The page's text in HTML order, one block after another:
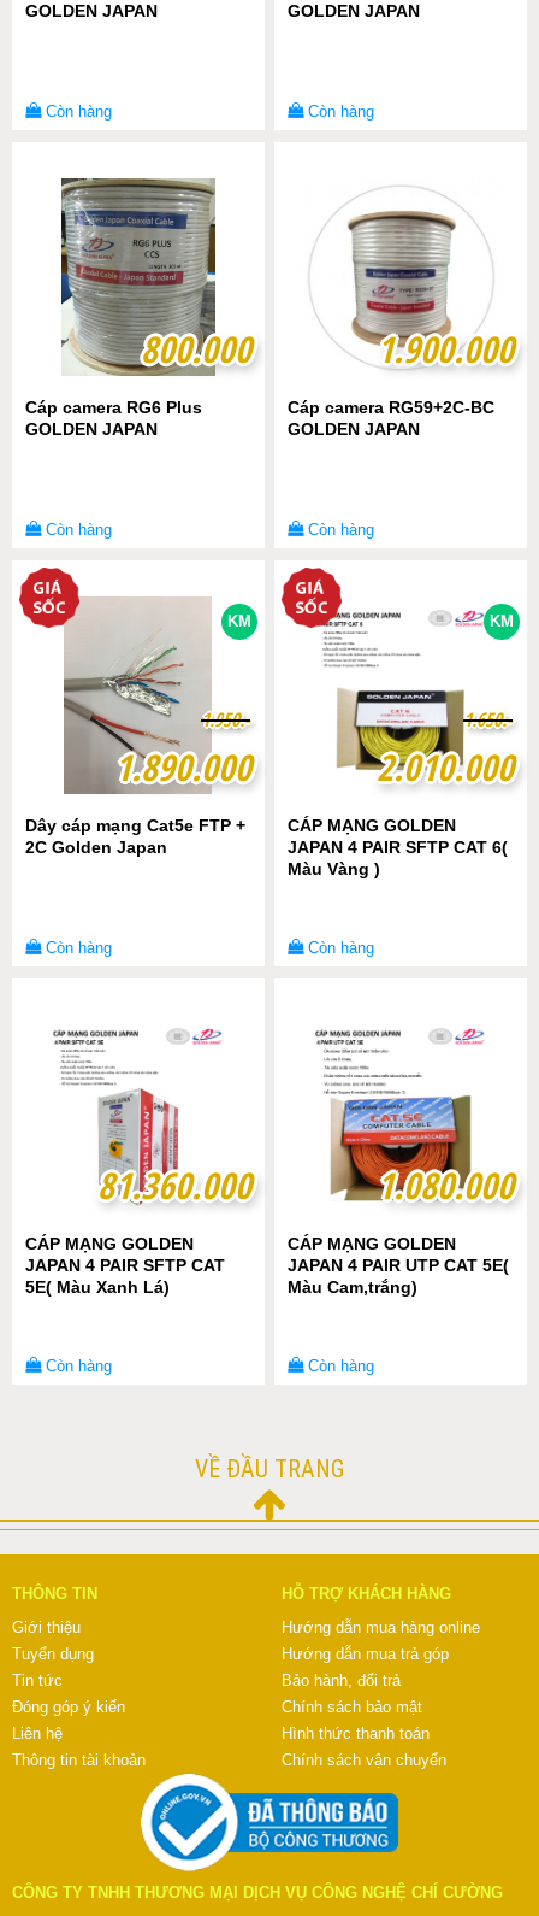
GOLDEN JAPAN
Còn hàng
GOLDEN JAPAN
Còn hàng
800.000
800.000
Cáp camera RG6 Plus
GOLDEN JAPAN
Còn hàng
1.900.000
1.900.000
Cáp camera RG59+2C-BC
GOLDEN JAPAN
Còn hàng
KM
1.890.000
1.890.000
1.950.-
1.950.-
Dây cáp mạng Cat5e FTP +
2C Golden Japan
Còn hàng
KM
2.010.000
2.010.000
1.650.-
1.650.-
CÁP MẠNG GOLDEN
JAPAN 4 PAIR SFTP CAT 6(
Màu Vàng )
Còn hàng
81.360.000
81.360.000
CÁP MẠNG GOLDEN
JAPAN 4 PAIR SFTP CAT
5E( Màu Xanh Lá)
Còn hàng
1.080.000
1.080.000
CÁP MẠNG GOLDEN
JAPAN 4 PAIR UTP CAT 5E(
Màu Cam,trắng)
Còn hàng
VỀ ĐẦU TRANG
THÔNG TIN
Giới thiệu
Tuyển dụng
Tin tức
Đóng góp ý kiến
Liên hệ
Thông tin tài khoản
HỖ TRỢ KHÁCH HÀNG
Hướng dẫn mua hàng online
Hướng dẫn mua trả góp
Bảo hành, đổi trả
Chính sách bảo mật
Hình thức thanh toán
Chính sách vận chuyển
CÔNG TY TNHH THƯƠNG MẠI DỊCH VỤ CÔNG NGHỆ CHÍ CƯỜNG